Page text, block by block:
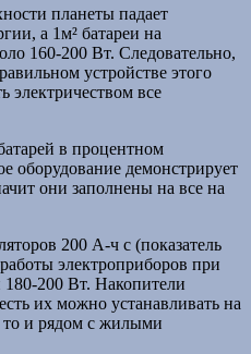
планеты падает
а 1м² батареи на
160-200 Вт. Следовательно,
устройстве этого
электричеством все
в процентном
оборудование демонстрирует
они заполнены на все на
200 А-ч с (показатель
электроприборов при
180-200 Вт. Накопители
их можно устанавливать на
то и рядом с жилыми